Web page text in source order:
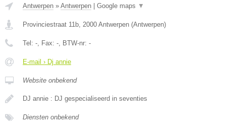
Antwerpen » Antwerpen Google maps ▼
Provinciestraat 11b, 2000 Antwerpen (Antwerpen)
Tel: -, Fax: -, BTW-nr: -
E-mail › Dj annie
Website onbekend
DJ annie : DJ gespecialiseerd in seventies
Diensten onbekend